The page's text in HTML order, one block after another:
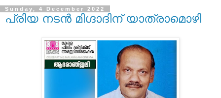
Sunday, 4 December 2022
പ്രിയ നടന്‍ മിഗ്ദാദിന് യാത്രാമൊഴി